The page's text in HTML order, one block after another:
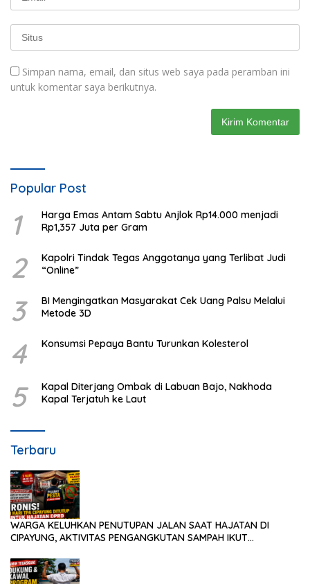
Simpan nama, email, dan situs web saya pada peramban ini
untuk komentar saya berikutnya.
Popular Post
1
Harga Emas Antam Sabtu Anjlok Rp14.000 menjadi
Rp1,357 Juta per Gram
2
Kapolri Tindak Tegas Anggotanya yang Terlibat Judi
“Online”
3
BI Mengingatkan Masyarakat Cek Uang Palsu Melalui
Metode 3D
4 Konsumsi Pepaya Bantu Turunkan Kolesterol
5
Kapal Diterjang Ombak di Labuan Bajo, Nakhoda
Kapal Terjatuh ke Laut
Terbaru
WARGA KELUHKAN PENUTUPAN JALAN SAAT HAJATAN DI
CIPAYUNG, AKTIVITAS PENGANGKUTAN SAMPAH IKUT